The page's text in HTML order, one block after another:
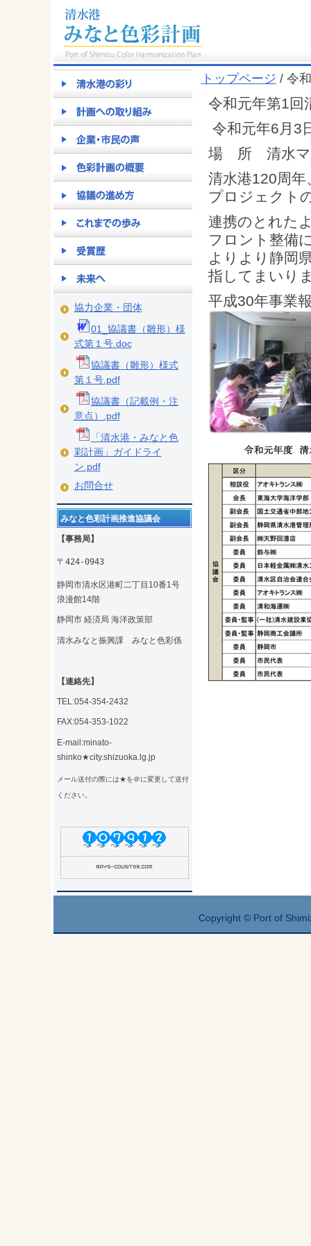
協力企業・団体
01_協議書（雛形）様
式第１号.doc
協議書（雛形）様式
第１号.pdf
協議書（記載例・注
意点）.pdf
「清水港・みなと色
彩計画」ガイドライ
ン.pdf
お問合せ
みなと色彩計画推進協議会
【事務局】
〒424-0943
静岡市清水区港町二丁目10番1号
浪漫館14階
静岡市 経済局 海洋政策部
清水みなと振興課 みなと色彩係
【連絡先】
TEL:054-354-2432
FAX:054-353-1022
E-mail:minato-
shinko★city.shizuoka.lg.jp
メール送付の際には★を＠に変更して送付
ください。
トップページ / 令
令和元年第1回
令和元年6月3
場 所 清水マ
清水港120周
プロジェクト
連携のとれた
フロント整備
よりより静岡
指してまいり
平成30年事業
Copyright © Port of